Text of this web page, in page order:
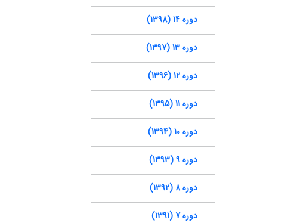
دوره 14 (1398)
دوره 13 (1397)
دوره 12 (1396)
دوره 11 (1395)
دوره 10 (1394)
دوره 9 (1393)
دوره 8 (1392)
دوره 7 (1391)